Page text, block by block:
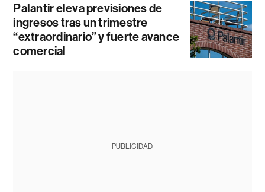
Palantir eleva previsiones de
ingresos tras un trimestre
“extraordinario” y fuerte avance
comercial
PUBLICIDAD